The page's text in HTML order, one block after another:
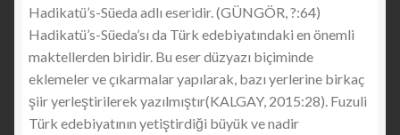
Hadikatü’s-Süeda adlı eseridir. (GÜNGÖR, ?:64)
Hadikatü’s-Süeda’sı da Türk edebiyatındaki en önemli
maktellerden biridir. Bu eser düzyazı biçiminde
eklemeler ve çıkarmalar yapılarak, bazı yerlerine birkaç
şiir yerleştirilerek yazılmıştır(KALGAY, 2015:28). Fuzuli
Türk edebiyatının yetiştirdiği büyük ve nadir